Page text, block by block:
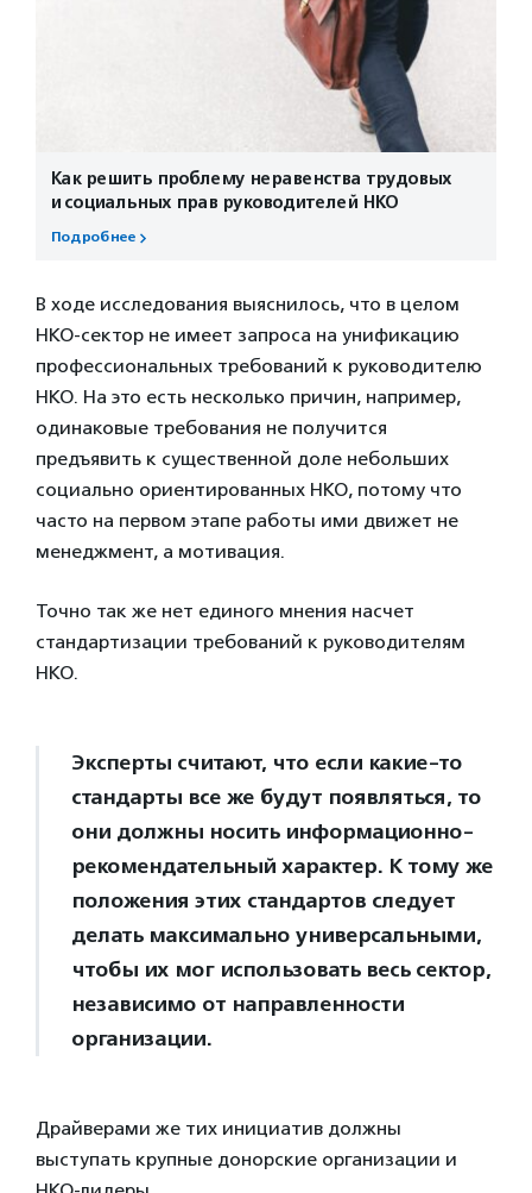
Как решить проблему неравенства трудовых
и социальных прав руководителей НКО
Подробнее
В ходе исследования выяснилось, что в целом
НКО-сектор не имеет запроса на унификацию
профессиональных требований к руководителю
НКО. На это есть несколько причин, например,
одинаковые требования не получится
предъявить к существенной доле небольших
социально ориентированных НКО, потому что
часто на первом этапе работы ими движет не
менеджмент, а мотивация.
Точно так же нет единого мнения насчет
стандартизации требований к руководителям
НКО.
Эксперты считают, что если какие-то
стандарты все же будут появляться, то
они должны носить информационно-
рекомендательный характер. К тому же
положения этих стандартов следует
делать максимально универсальными,
чтобы их мог использовать весь сектор,
независимо от направленности
организации.
Драйверами же тих инициатив должны
выступать крупные донорские организации и